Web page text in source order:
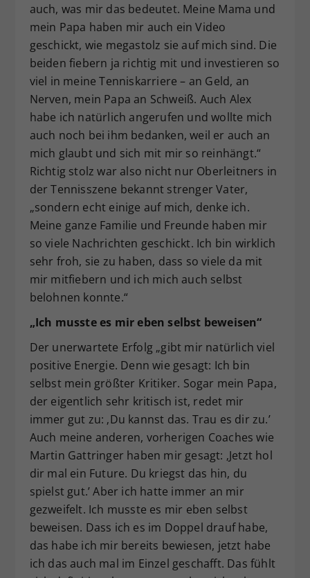
auch, was mir das bedeutet. Meine Mama und
mein Papa haben mir auch ein Video
geschickt, wie megastolz sie auf mich sind. Die
beiden fiebern ja richtig mit und investieren so
viel in meine Tenniskarriere – an Geld, an
Nerven, mein Papa an Schweiß. Auch Alex
habe ich natürlich angerufen und wollte mich
auch noch bei ihm bedanken, weil er auch an
mich glaubt und sich mit mir so reinhängt.“
Richtig stolz war also nicht nur Oberleitners in
der Tennisszene bekannt strenger Vater,
„sondern echt einige auf mich, denke ich.
Meine ganze Familie und Freunde haben mir
so viele Nachrichten geschickt. Ich bin wirklich
sehr froh, sie zu haben, dass so viele da mit
mir mitfiebern und ich mich auch selbst
belohnen konnte.“
„Ich musste es mir eben selbst beweisen“
Der unerwartete Erfolg „gibt mir natürlich viel
positive Energie. Denn wie gesagt: Ich bin
selbst mein größter Kritiker. Sogar mein Papa,
der eigentlich sehr kritisch ist, redet mir
immer gut zu: ‚Du kannst das. Trau es dir zu.’
Auch meine anderen, vorherigen Coaches wie
Martin Gattringer haben mir gesagt: ‚Jetzt hol
dir mal ein Future. Du kriegst das hin, du
spielst gut.’ Aber ich hatte immer an mir
gezweifelt. Ich musste es mir eben selbst
beweisen. Dass ich es im Doppel drauf habe,
das habe ich mir bereits bewiesen, jetzt habe
ich das auch mal im Einzel geschafft. Das fühlt